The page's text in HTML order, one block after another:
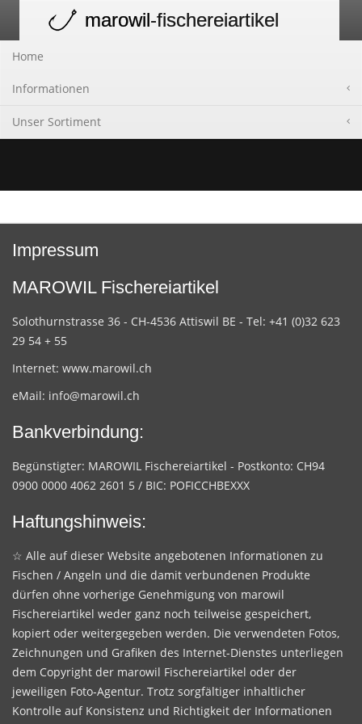
navigation
marowil-fischereiartikel
Home
Informationen
Unser Sortiment
Impressum
MAROWIL Fischereiartikel
Solothurnstrasse 36 - CH-4536 Attiswil BE - Tel: +41 (0)32 623
29 54 + 55
Internet: www.marowil.ch
eMail: info@marowil.ch
Bankverbindung:
Begünstigter: MAROWIL Fischereiartikel - Postkonto: CH94
0900 0000 4062 2601 5 / BIC: POFICCHBEXXX
Haftungshinweis:
☆ Alle auf dieser Website angebotenen Informationen zu
Fischen / Angeln und die damit verbundenen Produkte
dürfen ohne vorherige Genehmigung von marowil
Fischereiartikel weder ganz noch teilweise gespeichert,
kopiert oder weitergegeben werden. Die verwendeten Fotos,
Zeichnungen und Grafiken des Internet-Dienstes unterliegen
dem Copyright der marowil Fischereiartikel oder der
jeweiligen Foto-Agentur. Trotz sorgfältiger inhaltlicher
Kontrolle auf Konsistenz und Richtigkeit der Informationen